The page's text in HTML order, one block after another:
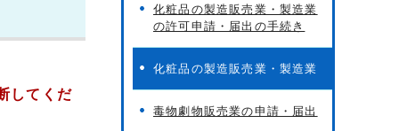
してくだ
化粧品の製造販売業・製造業
の許可申請・届出の手続き
化粧品の製造販売業・製造業
毒物劇物販売業の申請・届出